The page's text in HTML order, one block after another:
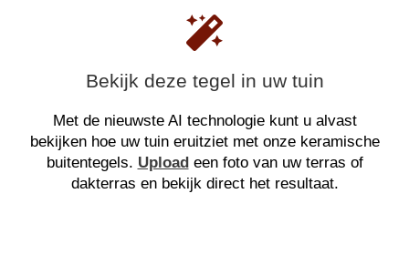
Bekijk deze tegel in uw tuin
Met de nieuwste AI technologie kunt u alvast
bekijken hoe uw tuin eruitziet met onze keramische
buitentegels. Uploadeen foto van uw terras of
dakterras en bekijk direct het resultaat.